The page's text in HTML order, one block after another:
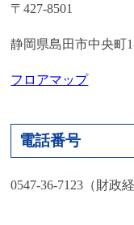
〒427-8501
静岡県島田市中央町
フロアマップ
電話番号
0547-36-7123（財政